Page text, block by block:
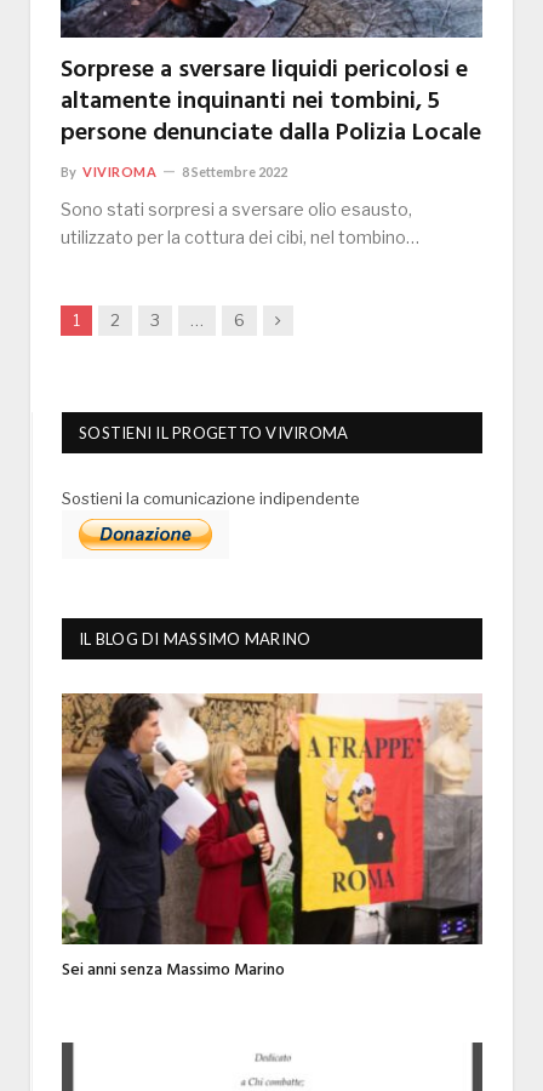
Sorprese a sversare liquidi pericolosi e
altamente inquinanti nei tombini, 5
persone denunciate dalla Polizia Locale
By VIVIROMA 8 Settembre 2022
Sono stati sorpresi a sversare olio esausto,
utilizzato per la cottura dei cibi, nel tombino…
1 2 3 … 6 Next
SOSTIENI IL PROGETTO VIVIROMA
Sostieni la comunicazione indipendente
IL BLOG DI MASSIMO MARINO
Sei anni senza Massimo Marino